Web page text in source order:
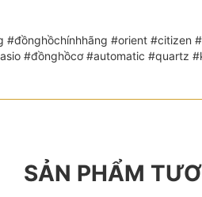
#orient #citizen
#đồnghồcơ #automatic #quartz
SẢN PHẨM